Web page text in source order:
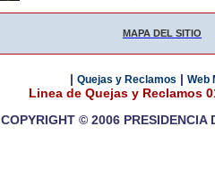
MAPA DEL SITIO
| Quejas y Reclamos | Web
Linea de Quejas y Reclamos
COPYRIGHT © 2006 PRESIDENCIA